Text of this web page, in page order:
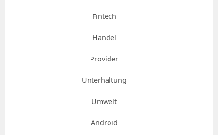
Fintech
Handel
Provider
Unterhaltung
Umwelt
Android